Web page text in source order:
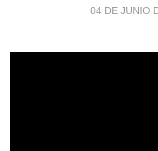
04 DE JUNIO